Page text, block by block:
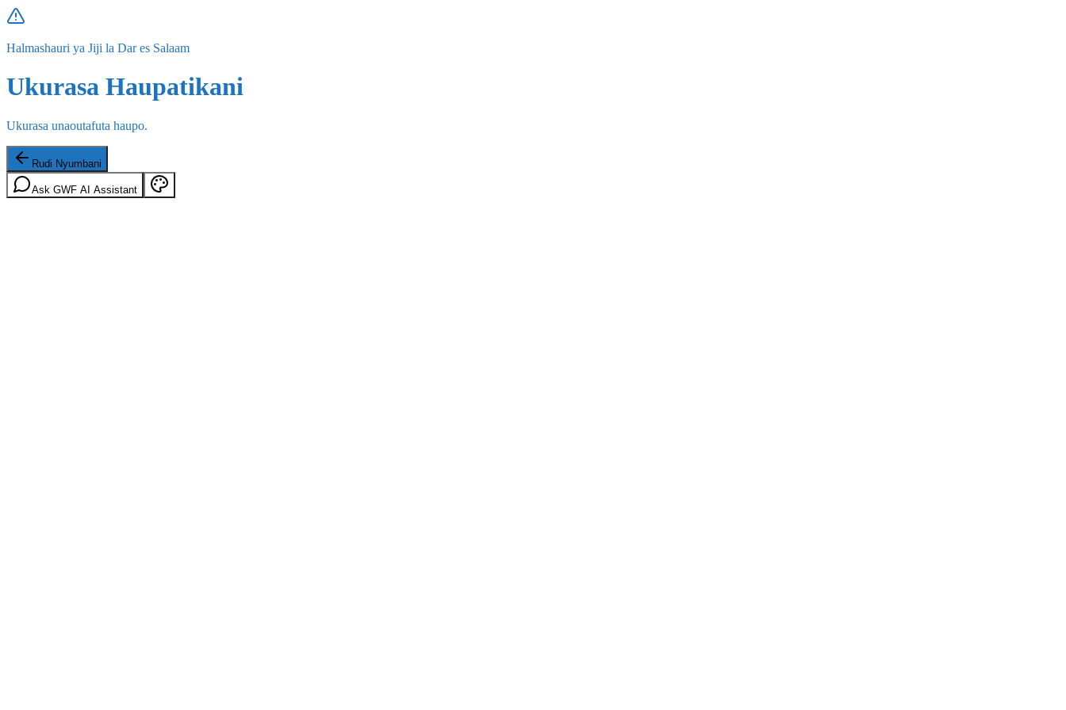
Halmashauri ya Jiji la Dar es Salaam
Ukurasa Haupatikani
Ukurasa unaoutafuta haupo.
Rudi Nyumbani
Ask GWF AI Assistant